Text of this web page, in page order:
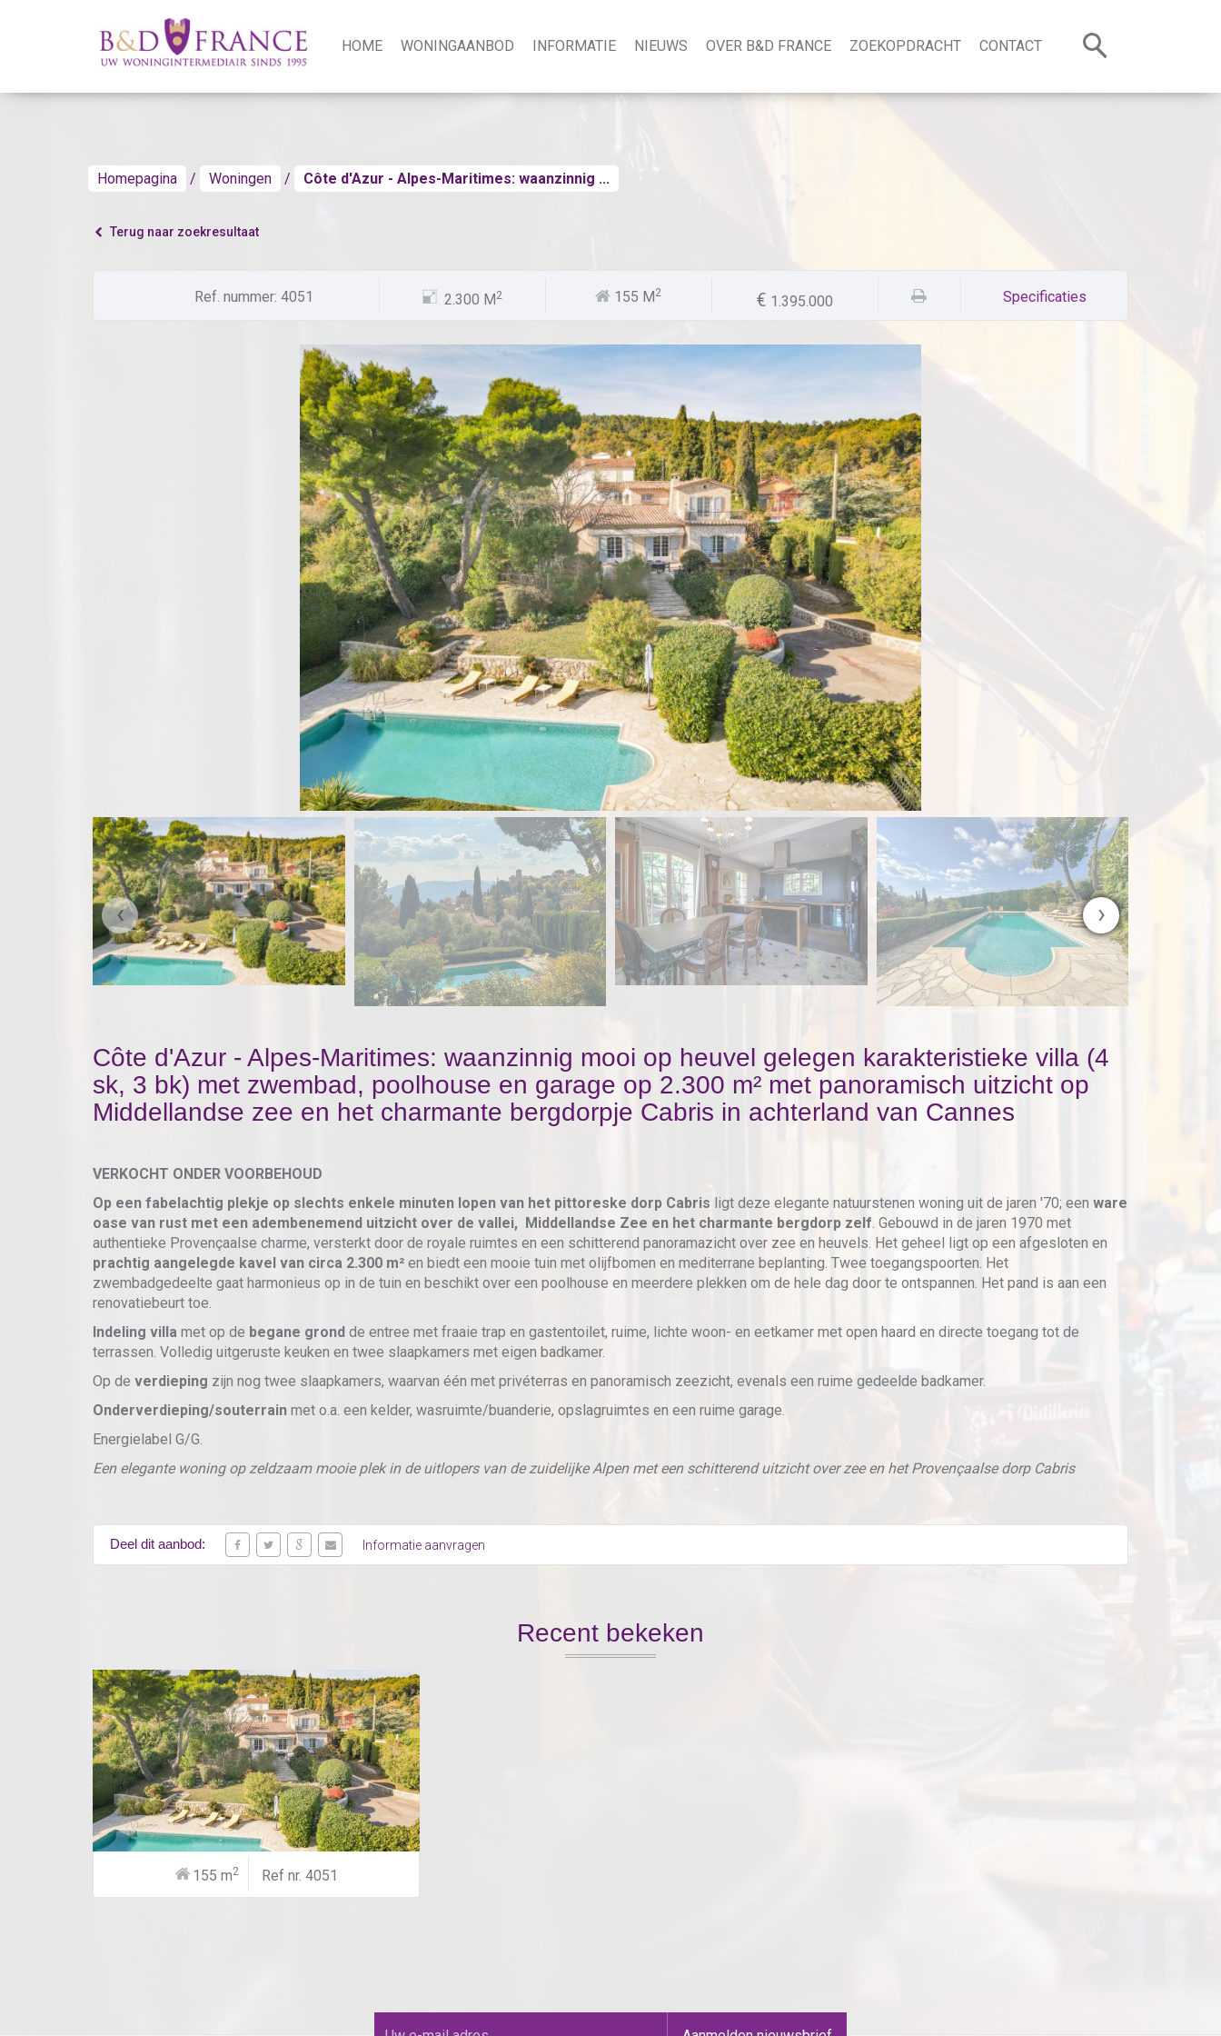
HOME WONINGAANBOD INFORMATIE NIEUWS OVER B&D FRANCE ZOEKOPDRACHT CONTACT
Homepagina Woningen Côte d'Azur - Alpes-Maritimes: waanzinnig ...
Terug naar zoekresultaat
Ref. nummer: 4051 2.300 M2 155 M2 1.395.000 Specificaties
Prijs: 1.395.000
Referentie nummer: 4051
Type huis: Karakteristiek huis
Gebied: Côte d'Azur
Plaats: Omg. Cabris (achterland Cannes)
Woonoppervlak: 155 m2
Perceeloppervlak: 2.300 m2
Bouwjaar: 1971
Bijzonderheden:
Goede sfeer, in Provençaalse stijl gebouwd en vele
vertrekken met directe toegang tot de terrassen
‹ ›
Côte d'Azur - Alpes-Maritimes: waanzinnig mooi op heuvel gelegen karakteristieke villa (4
sk, 3 bk) met zwembad, poolhouse en garage op 2.300 m² met panoramisch uitzicht op
Middellandse zee en het charmante bergdorpje Cabris in achterland van Cannes
VERKOCHT ONDER VOORBEHOUD
Op een fabelachtig plekje op slechts enkele minuten lopen van het pittoreske dorp Cabris ligt deze elegante natuurstenen woning uit de jaren '70; een ware
oase van rust met een adembenemend uitzicht over de vallei, Middellandse Zee en het charmante bergdorp zelf. Gebouwd in de jaren 1970 met
authentieke Provençaalse charme, versterkt door de royale ruimtes en een schitterend panoramazicht over zee en heuvels. Het geheel ligt op een afgesloten en
prachtig aangelegde kavel van circa 2.300 m² en biedt een mooie tuin met olijfbomen en mediterrane beplanting. Twee toegangspoorten. Het
zwembadgedeelte gaat harmonieus op in de tuin en beschikt over een poolhouse en meerdere plekken om de hele dag door te ontspannen. Het pand is aan een
renovatiebeurt toe.
Indeling villa met op de begane grond de entree met fraaie trap en gastentoilet, ruime, lichte woon- en eetkamer met open haard en directe toegang tot de
terrassen. Volledig uitgeruste keuken en twee slaapkamers met eigen badkamer.
Op de verdieping zijn nog twee slaapkamers, waarvan één met privéterras en panoramisch zeezicht, evenals een ruime gedeelde badkamer.
Onderverdieping/souterrain met o.a. een kelder, wasruimte/buanderie, opslagruimtes en een ruime garage.
Energielabel G/G.
Een elegante woning op zeldzaam mooie plek in de uitlopers van de zuidelijke Alpen met een schitterend uitzicht over zee en het Provençaalse dorp Cabris
Referentie nummer:
Gebied: Côte d'Azur
Woonoppervlak: 155 m2
Perceeloppervlak: 2.300 m
Bouwjaar: 1971
Bijzonderheden:
Goede sfeer, in Provençaalse stijl gebouwd en vele
vertrekken met directe toegang tot de terrassen
Deel dit aanbod: Informatie aanvragen
Recent bekeken
155 m2 Ref nr. 4051